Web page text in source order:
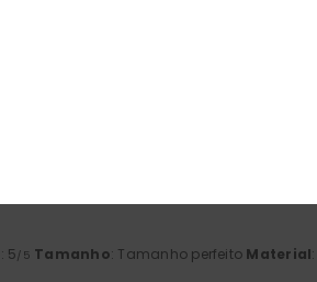
: 5/5 Tamanho: Tamanho perfeito Material